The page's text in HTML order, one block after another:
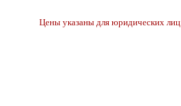
Цены указаны для юридических лиц